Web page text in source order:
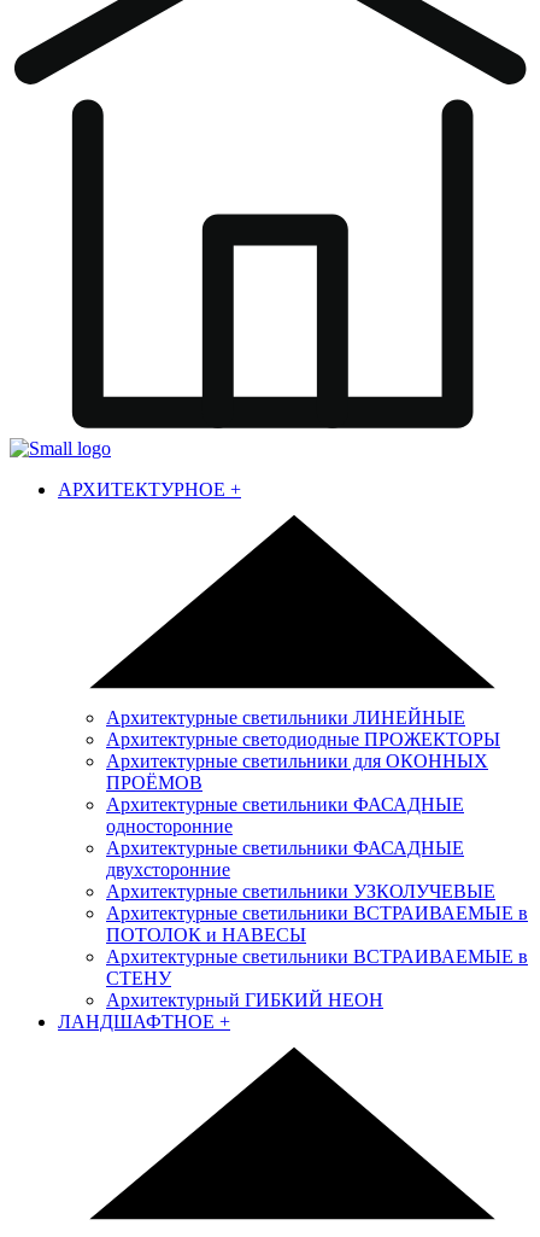
АРХИТЕКТУРНОЕ +
Архитектурные светильники ЛИНЕЙНЫЕ
Архитектурные светодиодные ПРОЖЕКТОРЫ
Архитектурные светильники для ОКОННЫХ
ПРОЁМОВ
Архитектурные светильники ФАСАДНЫЕ
односторонние
Архитектурные светильники ФАСАДНЫЕ
двухсторонние
Архитектурные светильники УЗКОЛУЧЕВЫЕ
Архитектурные светильники ВСТРАИВАЕМЫЕ в
ПОТОЛОК и НАВЕСЫ
Архитектурные светильники ВСТРАИВАЕМЫЕ в
СТЕНУ
Архитектурный ГИБКИЙ НЕОН
ЛАНДШАФТНОЕ +